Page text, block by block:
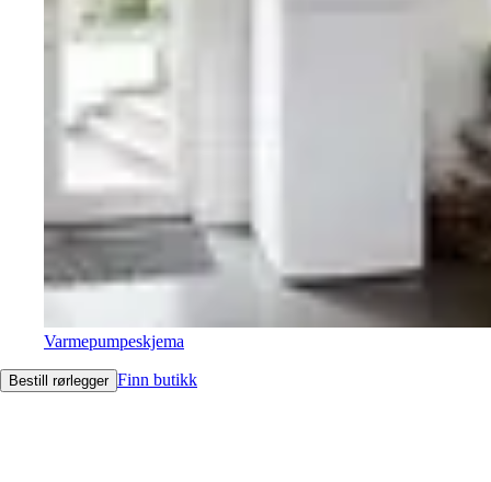
Varmepumpeskjema
Bestill rørlegger Finn butikk